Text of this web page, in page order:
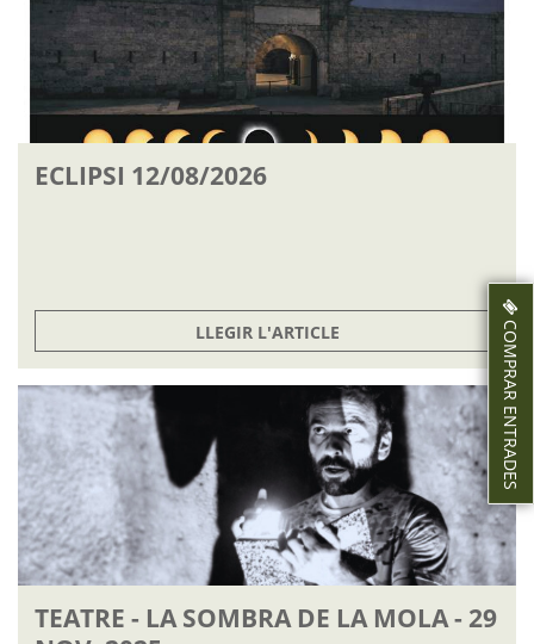
ECLIPSI 12/08/2026
LLEGIR L'ARTICLE
TEATRE - LA SOMBRA DE LA MOLA - 29
COMPRAR ENTRADES